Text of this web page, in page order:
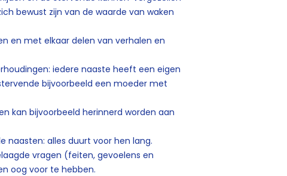
bewust zijn van de waarde van waken
en met elkaar delen van verhalen en
iedere naaste heeft een eigen
bijvoorbeeld een moeder met
kan bijvoorbeeld herinnerd worden aan
naasten: alles duurt voor hen lang.
vragen (feiten, gevoelens en
oog voor te hebben.